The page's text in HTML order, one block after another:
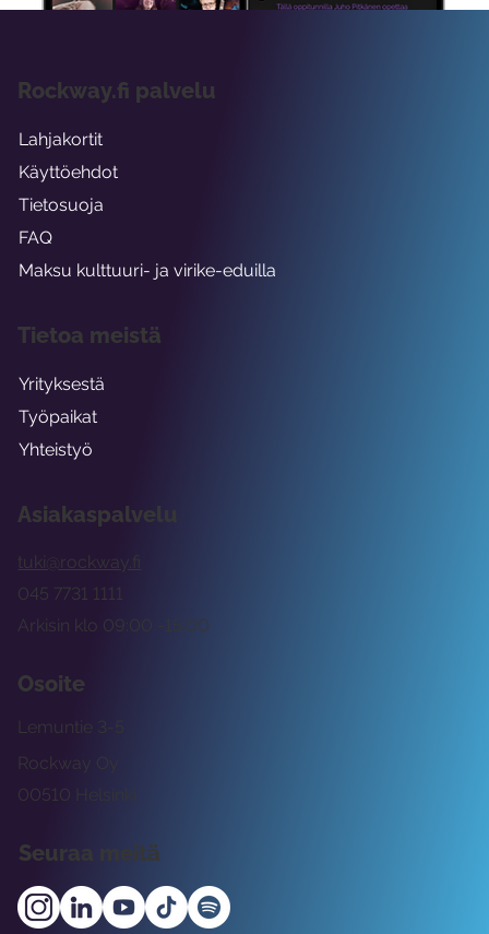
Asiakaspalvelu
tuki@rockway.fi
Arkisin klo 09:00 -15:00
045 7731 1111
Osoite
Rockway Oy
Lemuntie 3-5
00510 Helsinki
Seuraa meitä
Rockway.fi palvelu
Lahjakortit
Käyttöehdot
Tietosuoja
FAQ
Maksu kulttuuri- ja virike-eduilla
Tietoa meistä
Yrityksestä
Työpaikat
Yhteistyö